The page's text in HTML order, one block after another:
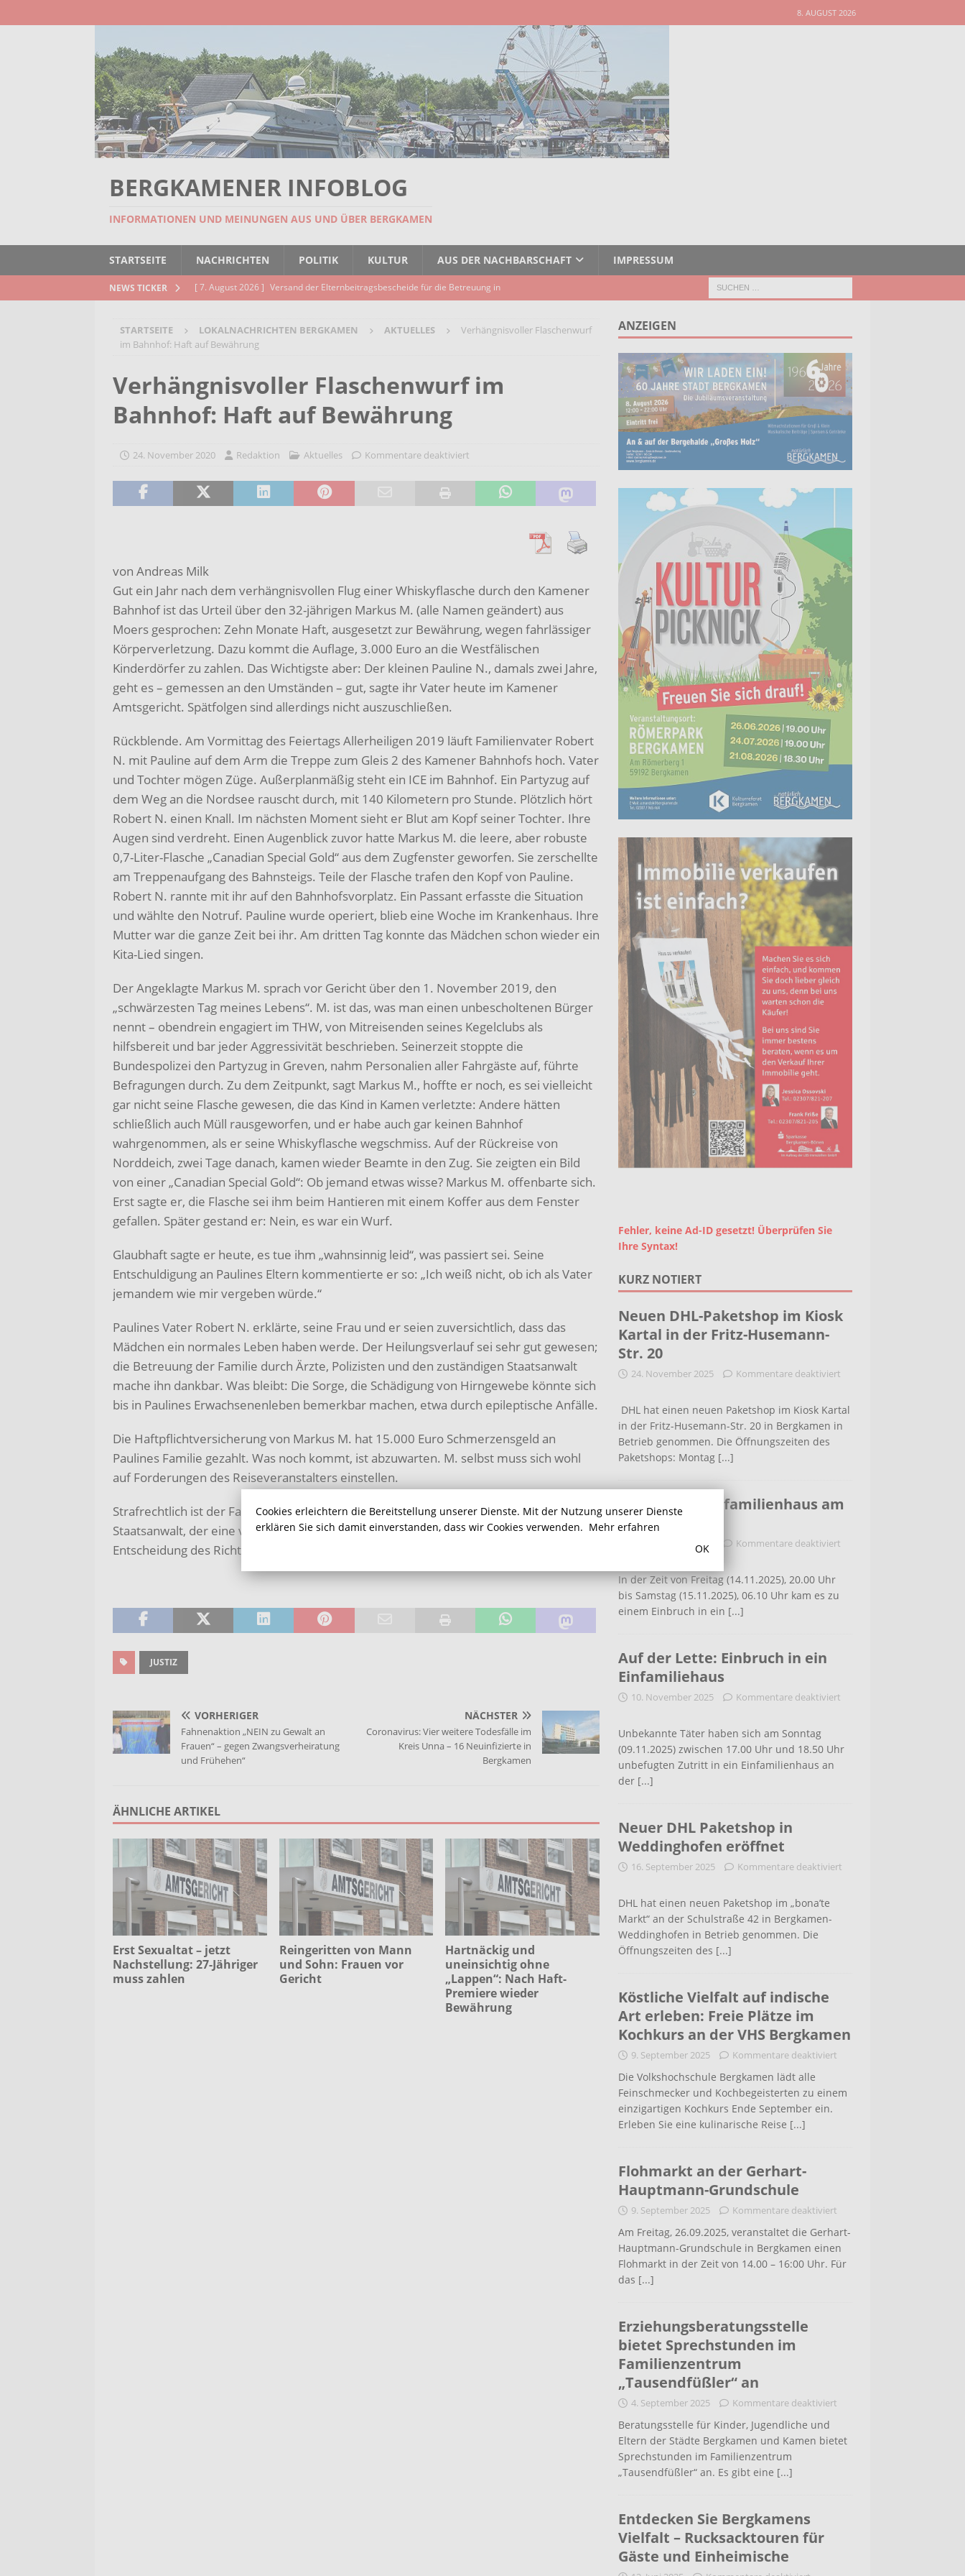
8. AUGUST 2026
BERGKAMENER INFOBLOG
INFORMATIONEN UND MEINUNGEN AUS UND ÜBER BERGKAMEN
STARTSEITE NACHRICHTEN POLITIK KULTUR AUS DER NACHBARSCHAFT IMPRESSUM
NEWS TICKER [ 7. August 2026 ] Versand der Elternbeitragsbescheide für die Betreuung in
[ 7. August 2026 ] Selbsthilfegruppe lädt zum gemeinsamen Singen ein!
AKTUELLES
Bergehalde „Großes Holz“
AKTUELLES
[ 6. August 2026 ] Pflege- und Wohnberatung im Gemeindebüro an der Christuskirche in Rünthe
[ 7. August 2026 ] Sommerakademie – Kunst vor Ort 2026: Letzte Plätze bei Stein- oder
Holzbildhauerei sichern!
AKTUELLES
STARTSEITE LOKALNACHRICHTEN BERGKAMEN AKTUELLES
Verhängnisvoller Flaschenwurf
im Bahnhof: Haft auf Bewährung
Verhängnisvoller Flaschenwurf im
Bahnhof: Haft auf Bewährung
24. November 2020 Redaktion Aktuelles Kommentare deaktiviert
von Andreas Milk
Gut ein Jahr nach dem verhängnisvollen Flug einer Whiskyflasche durch den Kamener
Bahnhof ist das Urteil über den 32-jährigen Markus M. (alle Namen geändert) aus
Moers gesprochen: Zehn Monate Haft, ausgesetzt zur Bewährung, wegen fahrlässiger
Körperverletzung. Dazu kommt die Auflage, 3.000 Euro an die Westfälischen
Kinderdörfer zu zahlen. Das Wichtigste aber: Der kleinen Pauline N., damals zwei Jahre,
geht es – gemessen an den Umständen – gut, sagte ihr Vater heute im Kamener
Amtsgericht. Spätfolgen sind allerdings nicht auszuschließen.
Rückblende. Am Vormittag des Feiertags Allerheiligen 2019 läuft Familienvater Robert
N. mit Pauline auf dem Arm die Treppe zum Gleis 2 des Kamener Bahnhofs hoch. Vater
und Tochter mögen Züge. Außerplanmäßig steht ein ICE im Bahnhof. Ein Partyzug auf
dem Weg an die Nordsee rauscht durch, mit 140 Kilometern pro Stunde. Plötzlich hört
Robert N. einen Knall. Im nächsten Moment sieht er Blut am Kopf seiner Tochter. Ihre
Augen sind verdreht. Einen Augenblick zuvor hatte Markus M. die leere, aber robuste
0,7-Liter-Flasche „Canadian Special Gold“ aus dem Zugfenster geworfen. Sie zerschellte
am Treppenaufgang des Bahnsteigs. Teile der Flasche trafen den Kopf von Pauline.
Robert N. rannte mit ihr auf den Bahnhofsvorplatz. Ein Passant erfasste die Situation
und wählte den Notruf. Pauline wurde operiert, blieb eine Woche im Krankenhaus. Ihre
Mutter war die ganze Zeit bei ihr. Am dritten Tag konnte das Mädchen schon wieder ein
Kita-Lied singen.
Der Angeklagte Markus M. sprach vor Gericht über den 1. November 2019, den
„schwärzesten Tag meines Lebens“. M. ist das, was man einen unbescholtenen Bürger
nennt – obendrein engagiert im THW, von Mitreisenden seines Kegelclubs als
hilfsbereit und bar jeder Aggressivität beschrieben. Seinerzeit stoppte die
Bundespolizei den Partyzug in Greven, nahm Personalien aller Fahrgäste auf, führte
Befragungen durch. Zu dem Zeitpunkt, sagt Markus M., hoffte er noch, es sei vielleicht
gar nicht seine Flasche gewesen, die das Kind in Kamen verletzte: Andere hätten
schließlich auch Müll rausgeworfen, und er habe auch gar keinen Bahnhof
wahrgenommen, als er seine Whiskyflasche wegschmiss. Auf der Rückreise von
Norddeich, zwei Tage danach, kamen wieder Beamte in den Zug. Sie zeigten ein Bild
von einer „Canadian Special Gold“: Ob jemand etwas wisse? Markus M. offenbarte sich.
Erst sagte er, die Flasche sei ihm beim Hantieren mit einem Koffer aus dem Fenster
gefallen. Später gestand er: Nein, es war ein Wurf.
Glaubhaft sagte er heute, es tue ihm „wahnsinnig leid“, was passiert sei. Seine
Entschuldigung an Paulines Eltern kommentierte er so: „Ich weiß nicht, ob ich als Vater
jemandem wie mir vergeben würde.“
Paulines Vater Robert N. erklärte, seine Frau und er seien zuversichtlich, dass das
Mädchen ein normales Leben haben werde. Der Heilungsverlauf sei sehr gut gewesen;
die Betreuung der Familie durch Ärzte, Polizisten und den zuständigen Staatsanwalt
mache ihn dankbar. Was bleibt: Die Sorge, die Schädigung von Hirngewebe könnte sich
bis in Paulines Erwachsenenleben bemerkbar machen, etwa durch epileptische Anfälle.
Die Haftpflichtversicherung von Markus M. hat 15.000 Euro Schmerzensgeld an
Paulines Familie gezahlt. Was noch kommt, ist abzuwarten. M. selbst muss sich wohl
auf Forderungen des Reiseveranstalters einstellen.
Strafrechtlich ist der Fall abgeschlossen. M. akzeptierte das Urteil – ebenso der
Staatsanwalt, der eine vier Monate höhere Bewährungsstrafe beantragt hatte. Die
Entscheidung des Richters ist damit rechtskräftig.
JUSTIZ
VORHERIGER
Fahnenaktion „NEIN zu Gewalt an
Frauen“ – gegen Zwangsverheiratung
und Frühehen“
NÄCHSTER
Coronavirus: Vier weitere Todesfälle im
Kreis Unna – 16 Neuinfizierte in
Bergkamen
ÄHNLICHE ARTIKEL
Erst Sexualtat – jetzt
Nachstellung: 27-Jähriger
muss zahlen
Reingeritten von Mann
und Sohn: Frauen vor
Gericht
Hartnäckig und
uneinsichtig ohne
„Lappen“: Nach Haft-
Premiere wieder
Bewährung
ANZEIGEN
Fehler, keine Ad-ID gesetzt! Überprüfen Sie
Ihre Syntax!
KURZ NOTIERT
Neuen DHL-Paketshop im Kiosk
Kartal in der Fritz-Husemann-
Str. 20
24. November 2025 Kommentare deaktiviert
DHL hat einen neuen Paketshop im Kiosk Kartal
in der Fritz-Husemann-Str. 20 in Bergkamen in
Betrieb genommen. Die Öffnungszeiten des
Paketshops: Montag [...]
Einbruch in Einfamilienhaus am
Haldenweg
16. November 2025 Kommentare deaktiviert
In der Zeit von Freitag (14.11.2025), 20.00 Uhr
bis Samstag (15.11.2025), 06.10 Uhr kam es zu
einem Einbruch in ein [...]
Auf der Lette: Einbruch in ein
Einfamiliehaus
10. November 2025 Kommentare deaktiviert
Unbekannte Täter haben sich am Sonntag
(09.11.2025) zwischen 17.00 Uhr und 18.50 Uhr
unbefugten Zutritt in ein Einfamilienhaus an
der [...]
Neuer DHL Paketshop in
Weddinghofen eröffnet
16. September 2025 Kommentare deaktiviert
DHL hat einen neuen Paketshop im „bona’te
Markt“ an der Schulstraße 42 in Bergkamen-
Weddinghofen in Betrieb genommen. Die
Öffnungszeiten des [...]
Köstliche Vielfalt auf indische
Art erleben: Freie Plätze im
Kochkurs an der VHS Bergkamen
9. September 2025 Kommentare deaktiviert
Die Volkshochschule Bergkamen lädt alle
Feinschmecker und Kochbegeisterten zu einem
einzigartigen Kochkurs Ende September ein.
Erleben Sie eine kulinarische Reise [...]
Flohmarkt an der Gerhart-
Hauptmann-Grundschule
9. September 2025 Kommentare deaktiviert
Am Freitag, 26.09.2025, veranstaltet die Gerhart-
Hauptmann-Grundschule in Bergkamen einen
Flohmarkt in der Zeit von 14.00 – 16:00 Uhr. Für
das [...]
Erziehungsberatungsstelle
bietet Sprechstunden im
Familienzentrum
„Tausendfüßler“ an
4. September 2025 Kommentare deaktiviert
Beratungsstelle für Kinder, Jugendliche und
Eltern der Städte Bergkamen und Kamen bietet
Sprechstunden im Familienzentrum
„Tausendfüßler“ an. Es gibt eine [...]
Entdecken Sie Bergkamens
Vielfalt – Rucksacktouren für
Gäste und Einheimische
Cookies erleichtern die Bereitstellung unserer Dienste. Mit der Nutzung unserer Dienste
erklären Sie sich damit einverstanden, dass wir Cookies verwenden. Mehr erfahren
OK